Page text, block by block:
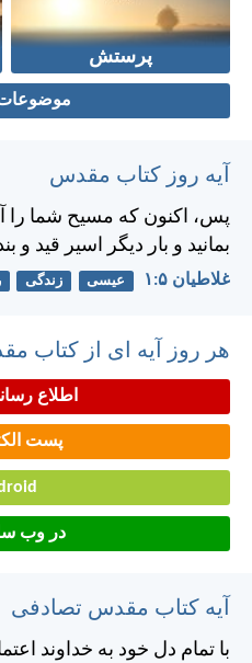
پرستش
موضوعات
آیه روز کتاب مقدس
پس، اكنون كه مسيح شما را
بمانيد و بار ديگر اسير قيد
غلاطيان ۵:‏۱ عیسی زندگی
هر روز آیه ای از کتاب
اطلاع
پست
در وب
آیه کتاب مقدس تصادفی
با تمام دل خود به خداوند